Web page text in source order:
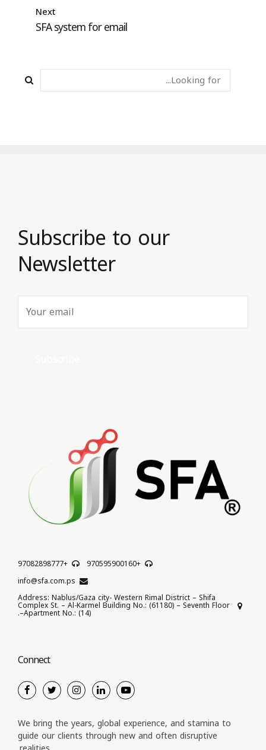
Next
SFA system for email
Subscribe to our
Newsletter
+97082898777
+970595900160
info@sfa.com.ps
Address: Nablus/Gaza city- Western Rimal District – Shifa
Complex St. – Al-Karmel Building No.: (61180) – Seventh Floor
–Apartment No.: (14).
Connect
We bring the years, global experience, and stamina to
guide our clients through new and often disruptive